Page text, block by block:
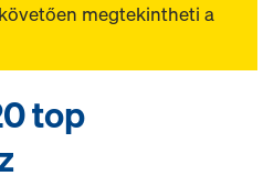
követően megtekintheti a
top